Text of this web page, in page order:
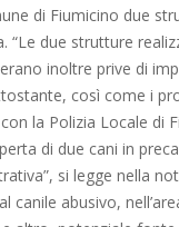
di Fiumicino due
“Le due strutture
inoltre prive di
così come i
la Polizia Locale di
di due cani in
si legge nella
canile abusivo,